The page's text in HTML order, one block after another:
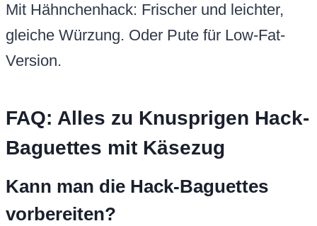
Mit Hähnchenhack: Frischer und leichter,
gleiche Würzung. Oder Pute für Low-Fat-
Version.
FAQ: Alles zu Knusprigen Hack-
Baguettes mit Käsezug
Kann man die Hack-Baguettes
vorbereiten?